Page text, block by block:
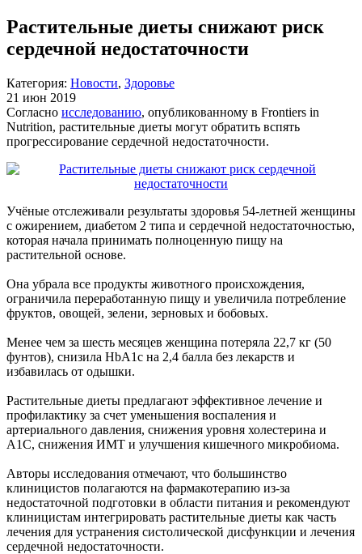
Растительные диеты снижают риск
сердечной недостаточности
Категория: Новости, Здоровье
21 июн 2019
Согласно исследованию, опубликованному в Frontiers in
Nutrition, растительные диеты могут обратить вспять
прогрессирование сердечной недостаточности.
Учёные отслеживали результаты здоровья 54-летней женщины
с ожирением, диабетом 2 типа и сердечной недостаточностью,
которая начала принимать полноценную пищу на
растительной основе.
Она убрала все продукты животного происхождения,
ограничила переработанную пищу и увеличила потребление
фруктов, овощей, зелени, зерновых и бобовых.
Менее чем за шесть месяцев женщина потеряла 22,7 кг (50
фунтов), снизила HbA1c на 2,4 балла без лекарств и
избавилась от одышки.
Растительные диеты предлагают эффективное лечение и
профилактику за счет уменьшения воспаления и
артериального давления, снижения уровня холестерина и
A1C, снижения ИМТ и улучшения кишечного микробиома.
Авторы исследования отмечают, что большинство
клиницистов полагаются на фармакотерапию из-за
недостаточной подготовки в области питания и рекомендуют
клиницистам интегрировать растительные диеты как часть
лечения для устранения систолической дисфункции и лечения
сердечной недостаточности.